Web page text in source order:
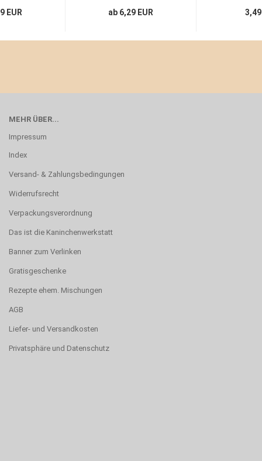
EUR ab 6,29 EUR 3,49
MEHR ÜBER...
Impressum
Index
Versand- & Zahlungsbedingungen
Widerrufsrecht
Verpackungsverordnung
Das ist die Kaninchenwerkstatt
Banner zum Verlinken
Gratisgeschenke
Rezepte ehem. Mischungen
AGB
Liefer- und Versandkosten
Privatsphäre und Datenschutz